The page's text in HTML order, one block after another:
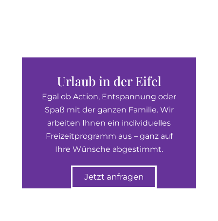
Urlaub in der Eifel
Egal ob Action, Entspannung oder
Spaß mit der ganzen Familie. Wir
arbeiten Ihnen ein individuelles
Freizeitprogramm aus – ganz auf
Ihre Wünsche abgestimmt.
Jetzt anfragen